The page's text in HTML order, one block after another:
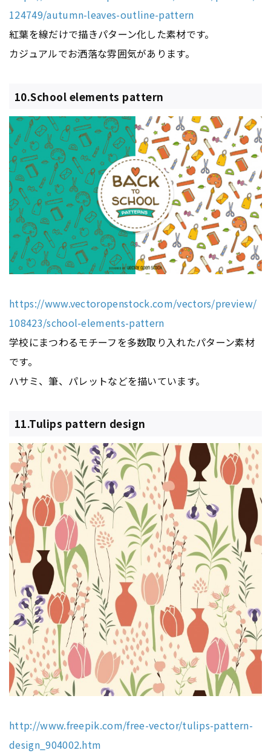
124749/autumn-leaves-outline-pattern
紅葉を線だけで描きパターン化した素材です。
カジュアルでお洒落な雰囲気があります。
10.School elements pattern
https://www.vectoropenstock.com/vectors/preview/
108423/school-elements-pattern
学校にまつわるモチーフを多数取り入れたパターン素材
です。
ハサミ、筆、パレットなどを描いています。
11.Tulips pattern design
http://www.freepik.com/free-vector/tulips-pattern-
design_904002.htm